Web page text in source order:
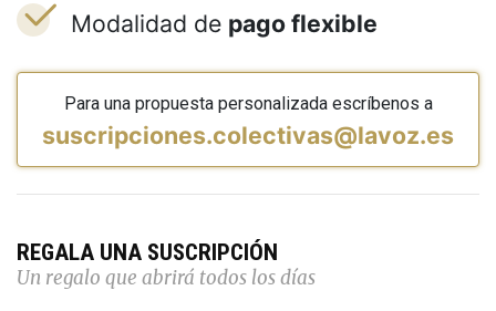
Modalidad de pago flexible
Para una propuesta personalizada escríbenos a
suscripciones.colectivas@lavoz.es
REGALA UNA SUSCRIPCIÓN
Un regalo que abrirá todos los días